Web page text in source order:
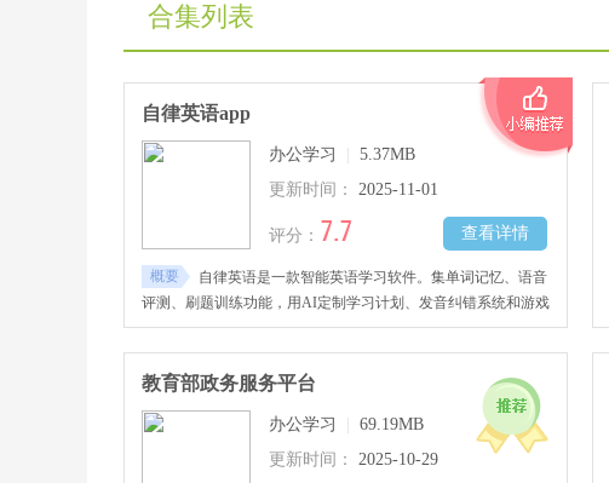
合集列表
自律英语app
办公学习
5.37MB
更新时间：
2025-11-01
查看详情
评分： 7.7
概要
自律英语是一款智能英语学习软件。集单词记忆、语音
评测、刷题训练功能，用AI定制学习计划、发音纠错系统和游戏
化PK机制，让英语学习高效有趣。支持单词积累、语法巩固、
口语训练、错题管理等学习场景，提升英语水平，从入门到流
利。
教育部政务服务平台
办公学习
69.19MB
更新时间：
2025-10-29